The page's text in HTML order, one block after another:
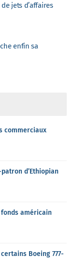
jets d’affaires
enfin sa
commerciaux
d’Ethiopian
américain
Boeing 777-